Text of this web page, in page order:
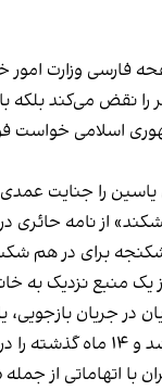
فارسی وزارت امور
نقض می‌کند بلکه
اسلامی
را جنایت
از نامه
شکنجه برای در
یک منبع نزدیک به
در جریان
با اتهاماتی از